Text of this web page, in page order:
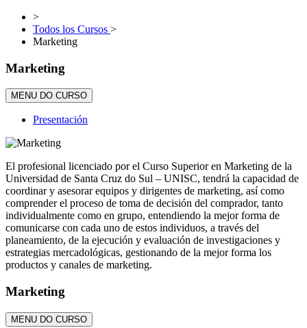
>
Todos los Cursos >
Marketing
Marketing
MENU DO CURSO
Presentación
El profesional licenciado por el Curso Superior en Marketing de la
Universidad de Santa Cruz do Sul – UNISC, tendrá la capacidad de
coordinar y asesorar equipos y dirigentes de marketing, así como
comprender el proceso de toma de decisión del comprador, tanto
individualmente como en grupo, entendiendo la mejor forma de
comunicarse con cada uno de estos individuos, a través del
planeamiento, de la ejecución y evaluación de investigaciones y
estrategias mercadológicas, gestionando de la mejor forma los
productos y canales de marketing.
Marketing
MENU DO CURSO